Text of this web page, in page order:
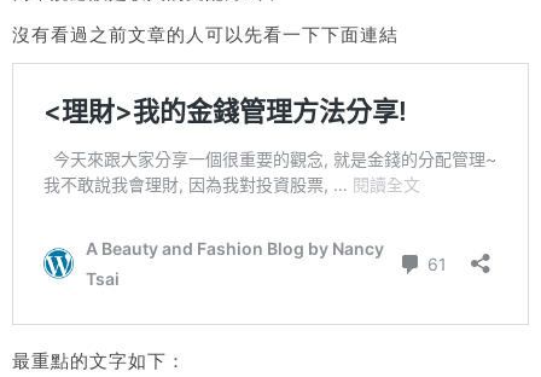
沒有看過之前文章的人可以先看一下下面連結
最重點的文字如下：